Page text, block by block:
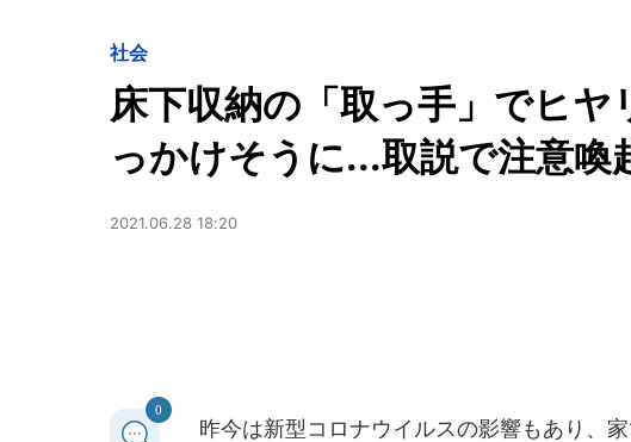
社会
床下収納の「取っ手」でヒ
っかけそうに...取説で注意喚
2021.06.28 18:20
0
昨今は新型コロナウイルスの影響もあり、